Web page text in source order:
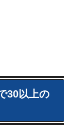
30以上の